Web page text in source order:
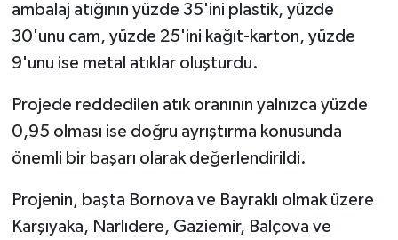
ambalaj atığının yüzde 35'ini plastik, yüzde
30'unu cam, yüzde 25'ini kağıt-karton, yüzde
9'unu ise metal atıklar oluşturdu.
Projede reddedilen atık oranının yalnızca yüzde
0,95 olması ise doğru ayrıştırma konusunda
önemli bir başarı olarak değerlendirildi.
Projenin, başta Bornova ve Bayraklı olmak üzere
Karşıyaka, Narlıdere, Gaziemir, Balçova ve